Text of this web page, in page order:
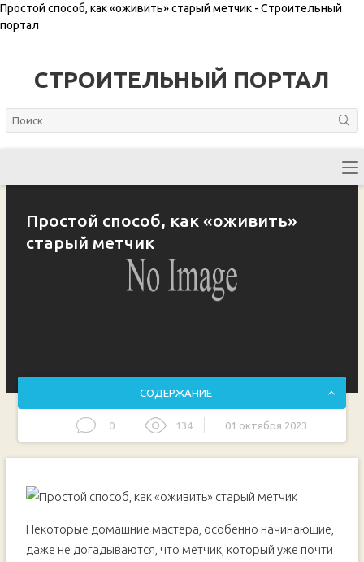
Простой способ, как «оживить» старый метчик - Строительный
портал
СТРОИТЕЛЬНЫЙ ПОРТАЛ
Простой способ, как «оживить»
старый метчик
СОДЕРЖАНИЕ
0 134 01 октября 2023
Некоторые домашние мастера, особенно начинающие,
даже не догадываются, что метчик, который уже почти